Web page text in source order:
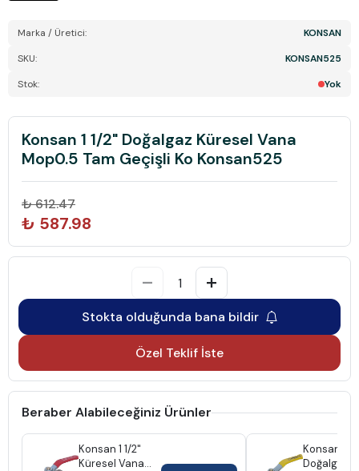
Marka / Üretici:
KONSAN
SKU:
KONSAN525
Stok:
Yok
Konsan 1 1/2" Doğalgaz Küresel Vana
Mop0.5 Tam Geçişli Ko Konsan525
₺ 612.47
₺ 587.98
Stokta olduğunda bana bildir
Özel Teklif İste
Beraber Alabileceğiniz Ürünler
Konsan 1 1/2"
Küresel Vana
Konsan 1
Doğalgaz